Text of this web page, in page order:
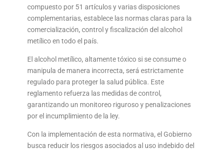
compuesto por 51 artículos y varias disposiciones
complementarias, establece las normas claras para la
comercialización, control y fiscalización del alcohol
metílico en todo el país.
El alcohol metílico, altamente tóxico si se consume o
manipula de manera incorrecta, será estrictamente
regulado para proteger la salud pública. Este
reglamento refuerza las medidas de control,
garantizando un monitoreo riguroso y penalizaciones
por el incumplimiento de la ley.
Con la implementación de esta normativa, el Gobierno
busca reducir los riesgos asociados al uso indebido del